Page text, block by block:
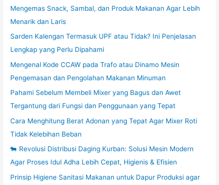
Mengemas Snack, Sambal, dan Produk Makanan Agar Lebih
Menarik dan Laris
Sarden Kalengan Termasuk UPF atau Tidak? Ini Penjelasan
Lengkap yang Perlu Dipahami
Mengenal Kode CCAW pada Trafo atau Dinamo Mesin
Pengemasan dan Pengolahan Makanan Minuman
Pahami Sebelum Membeli Mixer yang Bagus dan Awet
Tergantung dari Fungsi dan Penggunaan yang Tepat
Cara Menghitung Berat Adonan yang Tepat Agar Mixer Roti
Tidak Kelebihan Beban
🐄 Revolusi Distribusi Daging Kurban: Solusi Mesin Modern
Agar Proses Idul Adha Lebih Cepat, Higienis & Efisien
Prinsip Higiene Sanitasi Makanan untuk Dapur Produksi agar